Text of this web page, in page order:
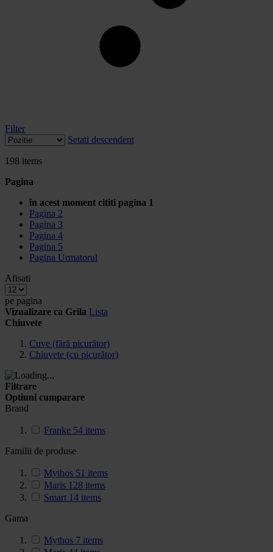
Filter
Setati descendent
198 items
Pagina
în acest moment cititi pagina 1
Pagina 2
Pagina 3
Pagina 4
Pagina 5
Pagina Urmatorul
Afisati
pe pagina
Vizualizare ca Grila Lista
Chiuvete
Cuve (fără picurător)
Chiuvete (cu picurător)
Filtrare
Optiuni cumparare
Brand
Franke 54 items
Familii de produse
Mythos 51 items
Maris 128 items
Smart 14 items
Gama
Mythos 7 items